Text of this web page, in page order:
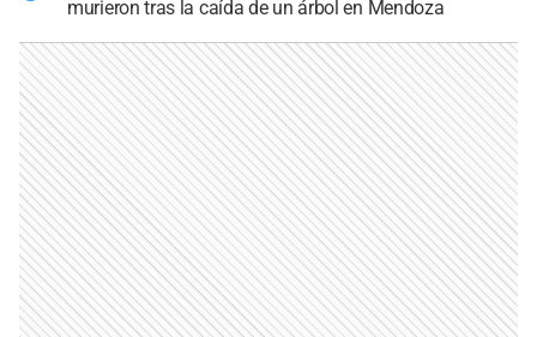
murieron tras la caída de un árbol en Mendoza